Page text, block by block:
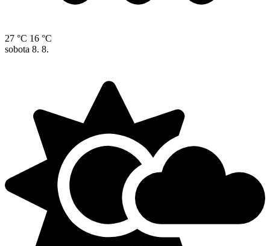
27 °C 16 °C
sobota 8. 8.